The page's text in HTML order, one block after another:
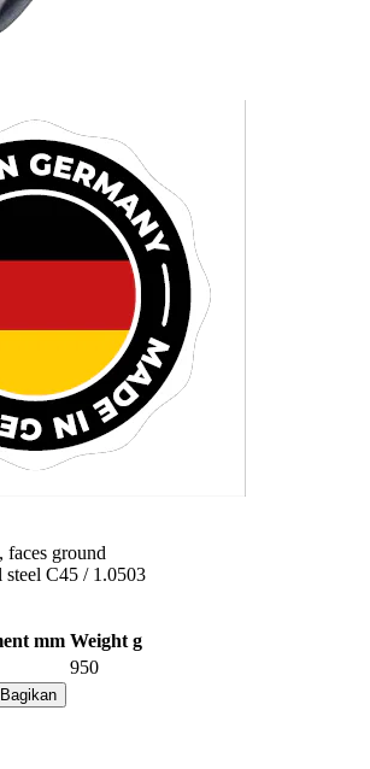
faces ground
steel C45 / 1.0503
mm Weight g
950
Bagikan